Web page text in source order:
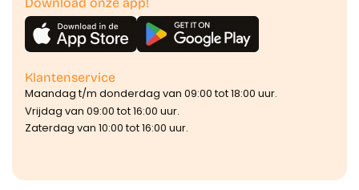
Klantenservice
Maandag t/m donderdag van 09:00 tot 18:00 uur.
Vrijdag van 09:00 tot 16:00 uur.
Zaterdag van 10:00 tot 16:00 uur.